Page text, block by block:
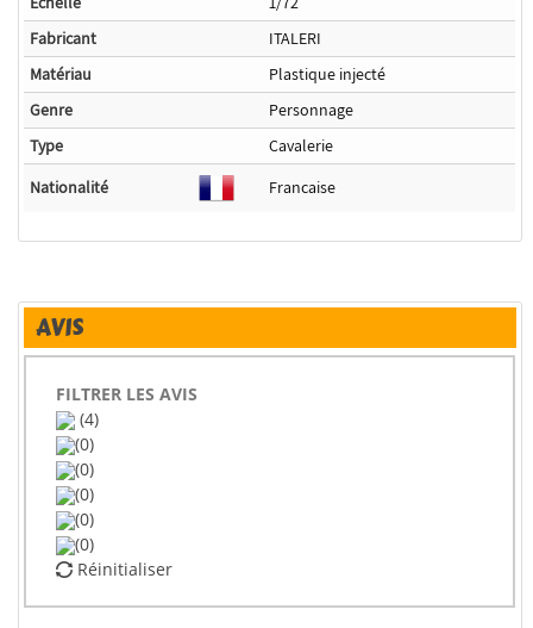
Fabricant
ITALERI
Matériau
Plastique injecté
Genre
Personnage
Type
Cavalerie
Nationalité
Francaise
AVIS
FILTRER LES AVIS
(4)
(0)
(0)
(0)
(0)
(0)
Réinitialiser